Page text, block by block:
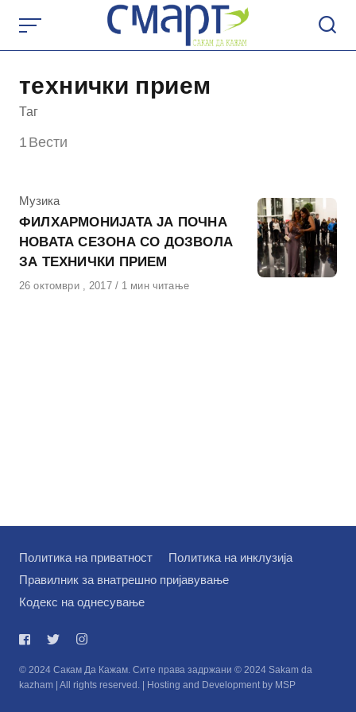
content
технички прием
Таг
1 Вести
КАтегорија
Музика
ФИЛХАРМОНИЈАТА ЈА ПОЧНА
НОВАТА СЕЗОНА СО ДОЗВОЛА
ЗА ТЕХНИЧКИ ПРИЕМ
Објавено
26 октомври , 2017 1 мин читање
Политика на приватност
Политика на инклузија
Правилник за внатрешно пријавување
Кодекс на однесување
© 2024 Сакам Да Кажам. Сите права задржани © 2024 Sakam da
kazham | All rights reserved. | Hosting and Development by MSP